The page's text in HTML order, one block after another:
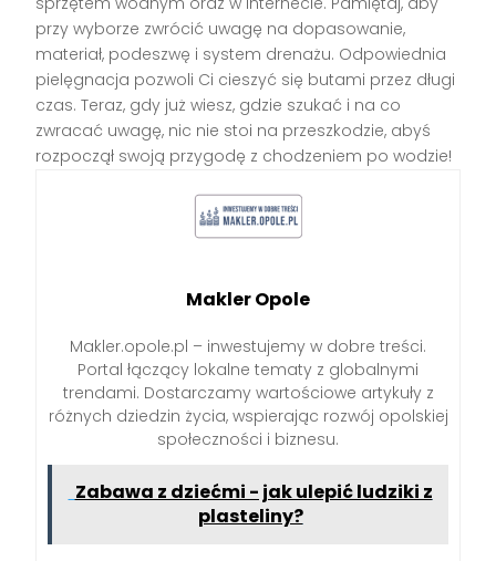
przy wyborze zwrócić uwagę na dopasowanie,
materiał, podeszwę i system drenażu. Odpowiednia
pielęgnacja pozwoli Ci cieszyć się butami przez długi
czas. Teraz, gdy już wiesz, gdzie szukać i na co
zwracać uwagę, nic nie stoi na przeszkodzie, abyś
rozpoczął swoją przygodę z chodzeniem po wodzie!
Makler Opole
Makler.opole.pl – inwestujemy w dobre treści.
Portal łączący lokalne tematy z globalnymi
trendami. Dostarczamy wartościowe artykuły z
różnych dziedzin życia, wspierając rozwój opolskiej
społeczności i biznesu.
Zabawa z dziećmi - jak ulepić ludziki z
plasteliny?